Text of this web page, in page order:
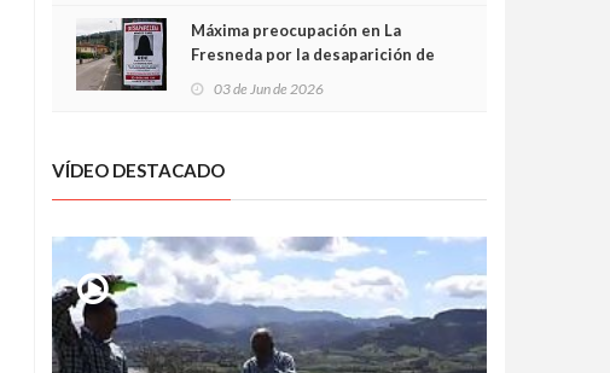
Máxima preocupación en La
Fresneda por la desaparición de
03 de Jun de 2026
VÍDEO DESTACADO